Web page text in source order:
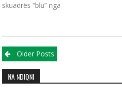
skuadrës “blu” nga
Posts navigation
Older Posts
NA NDIQNI